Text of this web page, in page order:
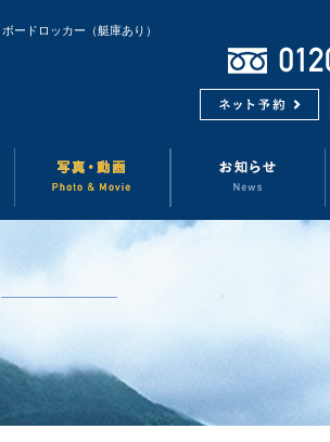
ードロッカー（艇庫あり）